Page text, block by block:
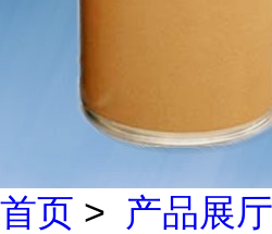
首页 > 产品展厅